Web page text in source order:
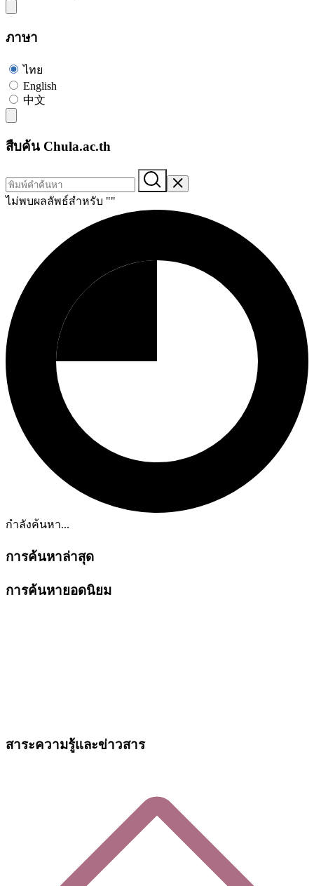
ภาษา
ไทย
English
中文
สืบค้น Chula.ac.th
ไม่พบผลลัพธ์สำหรับ ""
กำลังค้นหา...
การค้นหาล่าสุด
การค้นหายอดนิยม
สาระความรู้และข่าวสาร